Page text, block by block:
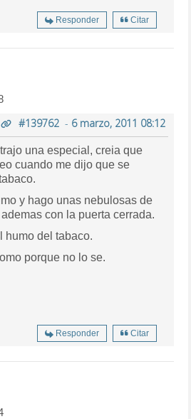
Responder Citar
#139762- 6 marzo, 2011 08:12
una especial, creia que
cuando me dijo que se
y hago unas nebulosas de
con la puerta cerrada.
humo del tabaco.
porque no lo se.
Responder Citar